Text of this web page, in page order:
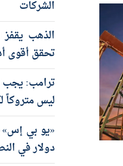
الشركات
تحقق أقوى
ترامب: يجب
ليس
دولار في